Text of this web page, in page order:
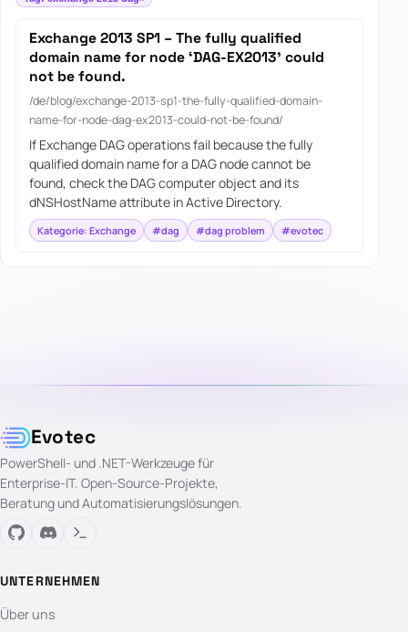
Exchange 2013 SP1 – The fully qualified
domain name for node ‘DAG-EX2013’ could
not be found.
/de/blog/exchange-2013-sp1-the-fully-qualified-domain-
name-for-node-dag-ex2013-could-not-be-found/
If Exchange DAG operations fail because the fully
qualified domain name for a DAG node cannot be
found, check the DAG computer object and its
dNSHostName attribute in Active Directory.
Kategorie: Exchange #dag #dag problem #evotec
Evotec
PowerShell- und .NET-Werkzeuge für
Enterprise-IT. Open-Source-Projekte,
Beratung und Automatisierungslösungen.
UNTERNEHMEN
Über uns